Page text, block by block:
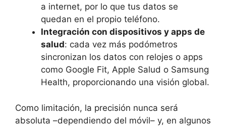
a internet, por lo que tus datos se
quedan en el propio teléfono.
Integración con dispositivos y apps de
salud: cada vez más podómetros
sincronizan los datos con relojes o apps
como Google Fit, Apple Salud o Samsung
Health, proporcionando una visión global.
Como limitación, la precisión nunca será
absoluta –dependiendo del móvil– y, en algunos